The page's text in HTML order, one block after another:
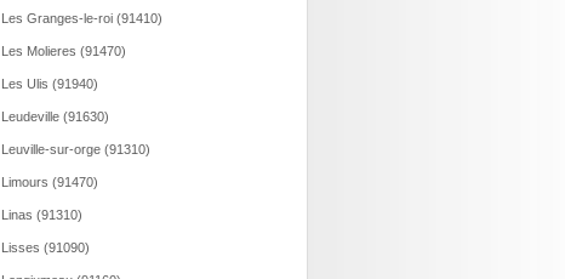
Les Granges-le-roi (91410)
Les Molieres (91470)
Les Ulis (91940)
Leudeville (91630)
Leuville-sur-orge (91310)
Limours (91470)
Linas (91310)
Lisses (91090)